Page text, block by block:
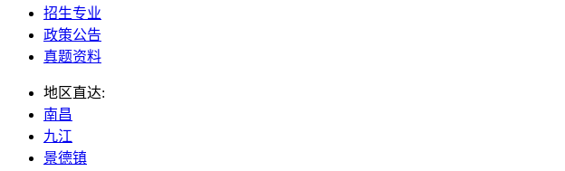
招生专业
政策公告
真题资料
地区直达:
南昌
九江
景德镇